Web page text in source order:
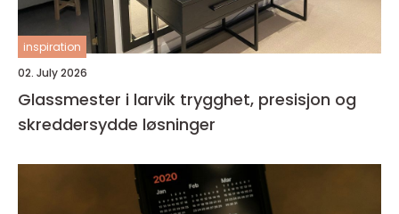
inspiration
02. July 2026
Glassmester i larvik trygghet, presisjon og
skreddersydde løsninger